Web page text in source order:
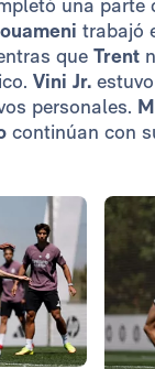
una parte
trabajó
que Trent
Vini Jr.
personales.
continúan con